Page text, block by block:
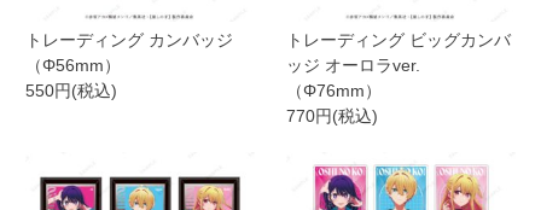
トレーディング カンバッジ
（Φ56mm）
550円(税込)
トレーディング ビッグカンバ
ッジ オーロラver.
（Φ76mm）
770円(税込)